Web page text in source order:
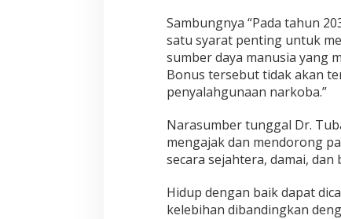
Sambungnya “Pada tahun
satu syarat penting untuk
sumber daya manusia yang
Bonus tersebut tidak akan
penyalahgunaan narkoba.”
Narasumber tunggal Dr.
mengajak dan mendorong
secara sejahtera, damai, dan
Hidup dengan baik dapat
kelebihan dibandingkan